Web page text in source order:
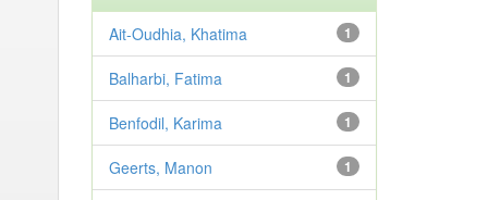
1
Ait-Oudhia, Khatima
1
Balharbi, Fatima
1
Benfodil, Karima
1
Geerts, Manon